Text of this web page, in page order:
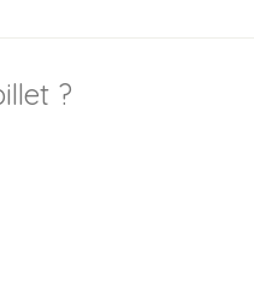
?